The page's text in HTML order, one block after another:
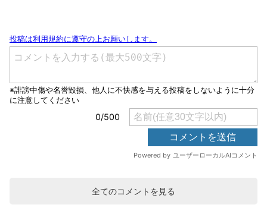
全てのコメントを見る